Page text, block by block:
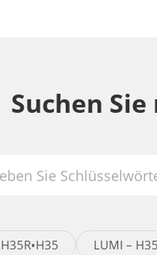
Suchen
LUMI –